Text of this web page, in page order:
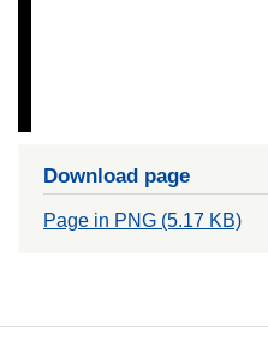
Download page
Page in PNG (5.17 KB)